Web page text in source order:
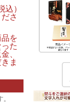
）
さ
を
た
、
ま